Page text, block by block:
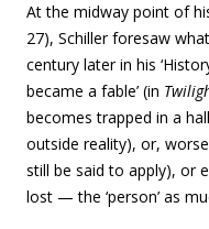
At the midway point of
27), Schiller foresaw
century later in his
became a fable’ (in
becomes trapped in a
outside reality), or,
still be said to apply), or
lost — the ‘person’ as